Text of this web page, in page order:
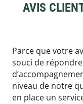
AVIS
Parce que votre
souci de
niveau de notre
en place un